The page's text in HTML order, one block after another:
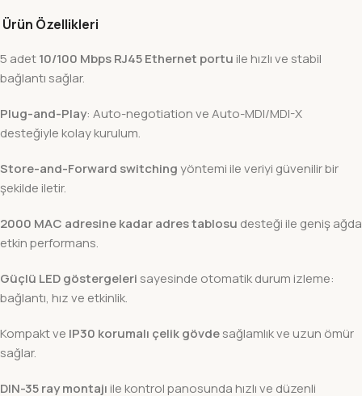
Ürün Özellikleri
5 adet10/100 Mbps RJ45 Ethernet portu ile hızlı ve stabil
bağlantı sağlar.
Plug-and-Play: Auto-negotiation ve Auto-MDI/MDI-X
desteğiyle kolay kurulum.
Store-and-Forward switchingyöntemi ile veriyi güvenilir bir
şekilde iletir.
2000 MAC adresine kadar adres tablosu desteği ile geniş ağda
etkin performans.
Güçlü LED göstergeleri sayesinde otomatik durum izleme:
bağlantı, hız ve etkinlik.
Kompakt ve IP30 korumalı çelik gövdesağlamlık ve uzun ömür
sağlar.
DIN-35 ray montajı ile kontrol panosunda hızlı ve düzenli